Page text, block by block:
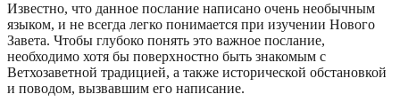
Известно, что данное послание написано очень необычным
языком, и не всегда легко понимается при изучении Нового
Завета. Чтобы глубоко понять это важное послание,
необходимо хотя бы поверхностно быть знакомым с
Ветхозаветной традицией, а также исторической обстановкой
и поводом, вызвавшим его написание.